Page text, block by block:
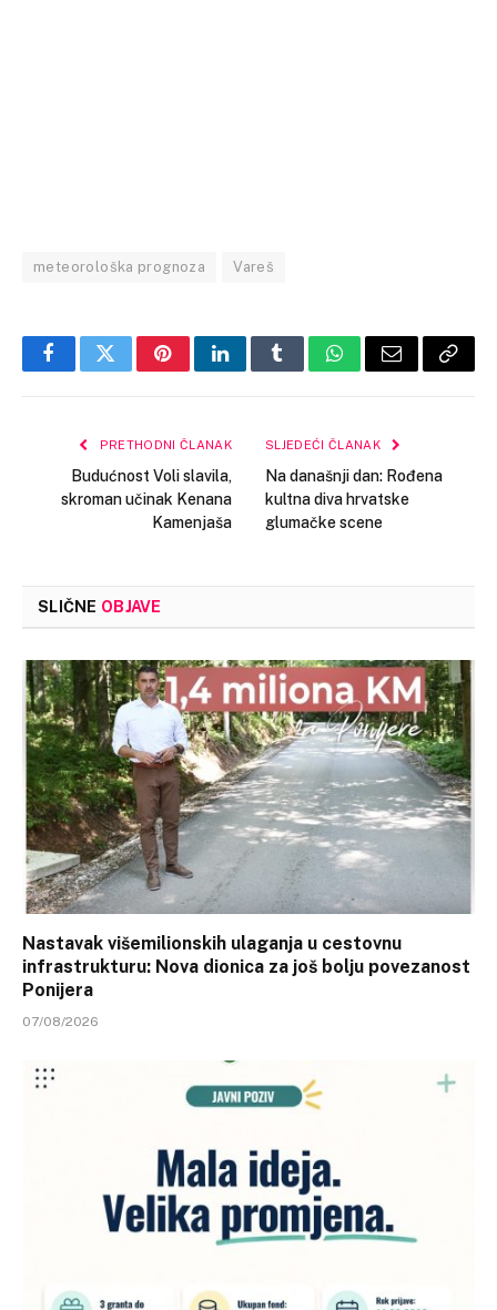
meteorološka prognoza Vareš
FacebookTwitterPinterestLinkedInTumblrWhatsApp
Email Copy
PRETHODNI ČLANAK
Budućnost Voli slavila,
skroman učinak Kenana
Kamenjaša
SLJEDEĆI ČLANAK
Na današnji dan: Rođena
kultna diva hrvatske
glumačke scene
SLIČNE OBJAVE
Nastavak višemilionskih ulaganja u cestovnu
infrastrukturu: Nova dionica za još bolju povezanost
Ponijera
07/08/2026